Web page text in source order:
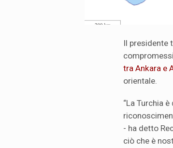
Il presidente
tra Ankara e
orientale.
“La Turchia
- ha detto
ciò che è